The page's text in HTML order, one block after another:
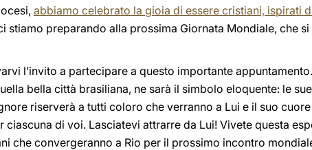
abbiamo celebrato la gioia di essere cristiani, ispirati
stiamo preparando alla prossima Giornata Mondiale, che
l’invito a partecipare a questo importante
bella città brasiliana, ne sarà il simbolo eloquente: le
riserverà a tutti coloro che verranno a Lui e il suo
ciascuna di voi. Lasciatevi attrarre da Lui! Vivete questa
che convergeranno a Rio per il prossimo incontro